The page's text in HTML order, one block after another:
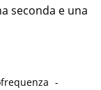
seconda e una
-